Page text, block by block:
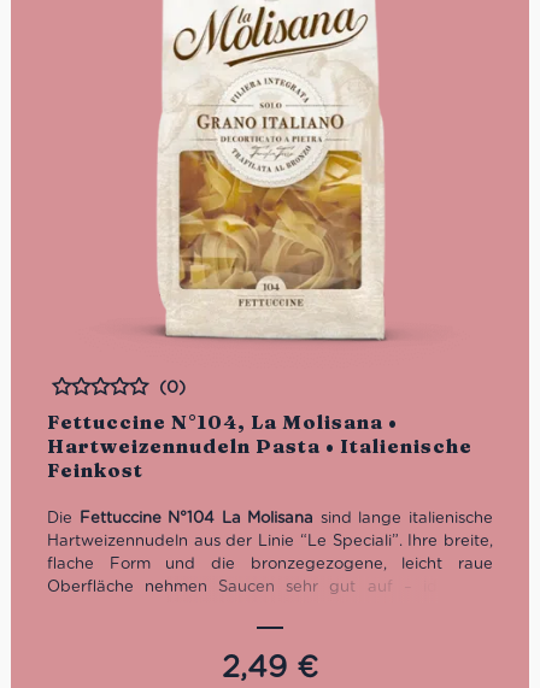
Fettuccine N°104, La Molisana •
Hartweizennudeln Pasta • Italienische
Feinkost
Bewertet
(0)
Die Fettuccine N°104 La Molisana sind lange italienische
Hartweizennudeln aus der Linie “Le Speciali”. Ihre breite,
flache Form und die bronzegezogene, leicht raue
Oberfläche nehmen Saucen sehr gut auf – ideal für
Meeresfrüchte, Fisch, Butter, Käse und mediterrane
Gemüsegerichte. Hergestellt aus 100% italienischem
Hartweizen. Kochzeit: 11 Minuten.
2,49 €